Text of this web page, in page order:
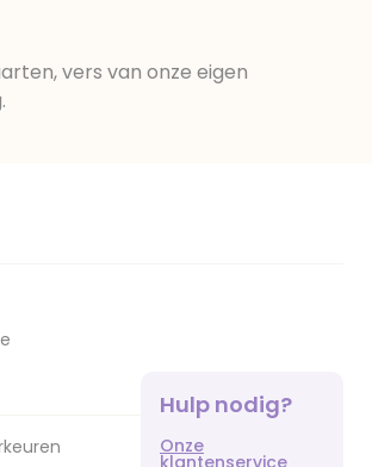
vers van onze eigen
Hulp nodig?
Onze
klantenservice